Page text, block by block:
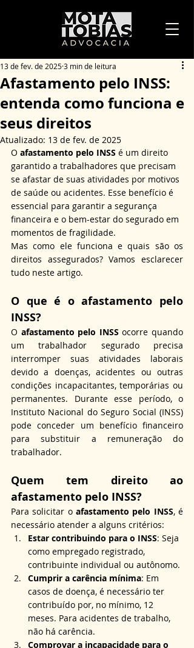
Afastamento pelo INSS:
entenda como funciona e
seus direitos
13 de fev. de 20253 min de leitura
Atualizado: 13 de fev. de 2025
O afastamento pelo INSS é um direito
garantido a trabalhadores que precisam
se afastar de suas atividades por motivos
de saúde ou acidentes. Esse benefício é
essencial para garantir a segurança
financeira e o bem-estar do segurado em
momentos de fragilidade.
Mas como ele funciona e quais são os
direitos assegurados? Vamos esclarecer
tudo neste artigo.
O que é o afastamento pelo
INSS?
O afastamento pelo INSS ocorre quando
um trabalhador segurado precisa
interromper suas atividades laborais
devido a doenças, acidentes ou outras
condições incapacitantes, temporárias ou
permanentes. Durante esse período, o
Instituto Nacional do Seguro Social (INSS)
pode conceder um benefício financeiro
para substituir a remuneração do
trabalhador.
Quem tem direito ao
afastamento pelo INSS?
Para solicitar o afastamento pelo INSS, é
necessário atender a alguns critérios:
Estar contribuindo para o INSS: Seja
como empregado registrado,
contribuinte individual ou autônomo.
Cumprir a carência mínima: Em
casos de doença, é necessário ter
contribuído por, no mínimo, 12
meses. Para acidentes de trabalho,
não há carência.
Comprovar a incapacidade para o